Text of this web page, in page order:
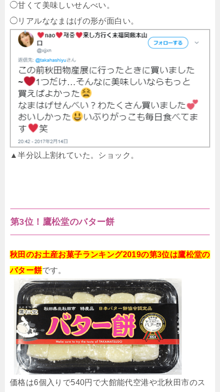
◯甘くて美味しいせんべい。
◯リアルななまはげの形が面白い。
▲半分以上割れていた。ショック。
第3位！鷹松堂のバター餅
秋田のお土産お菓子ランキング2019の第3位は鷹松堂の
バター餅です。
価格は6個入りで540円で大館能代空港や北秋田市のス